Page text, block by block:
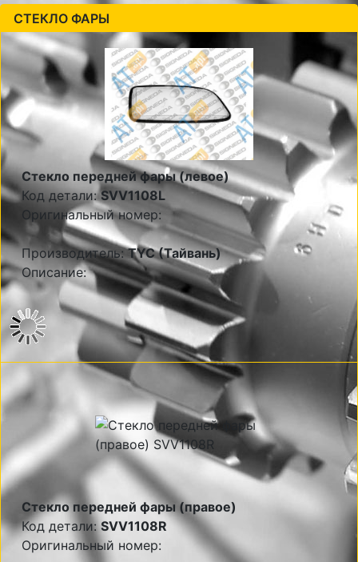
СТЕКЛО ФАРЫ
Стекло передней фары (левое)
Код детали:SVV1108L
Оригинальный номер:
Производитель:TYC (Тайвань)
Описание:
Стекло передней фары (правое)
Код детали: SVV1108R
Оригинальный номер: